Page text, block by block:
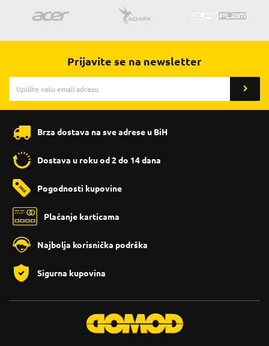
Prijavite se na newsletter
Brza dostava na sve adrese u BiH
Dostava u roku od 2 do 14 dana
Pogodnosti kupovine
Plaćanje karticama
Najbolja korisnička podrška
Sigurna kupovina